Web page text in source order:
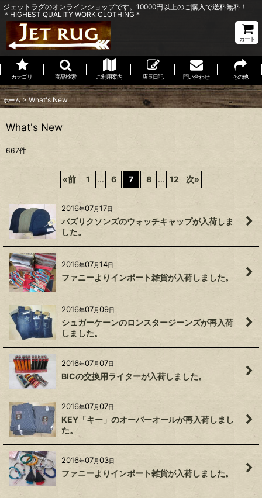
ジェットラグのオンラインショップです。10000円以上のご購入で送料無料！
＊HIGHEST QUALITY WORK CLOTHING＊
カート
カテゴリ 商品検索 ご利用案内 店長日記 問い合わせ その他
ホーム > What's New
What's New
667件
«前 1 ... 6 7 8 ... 12 次»
2016年07月17日
バズリクソンズのウォッチキャップが入荷しま
した。
2016年07月14日
ファニーよりインポート雑貨が入荷しました。
2016年07月09日
シュガーケーンのロンスタージーンズが再入荷
しました。
2016年07月07日
BICの交換用ライターが入荷しました。
2016年07月07日
KEY「キー」のオーバーオールが再入荷しまし
た。
2016年07月03日
ファニーよりインポート雑貨が入荷しました。